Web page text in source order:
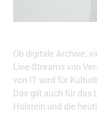
Ob digitale Archive,
Live-Streams von
von IT wird für
Das gilt auch für das
Holstein und die